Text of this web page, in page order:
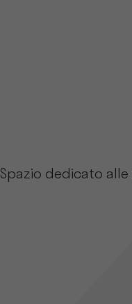
Spazio dedicato